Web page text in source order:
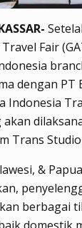
Setela
Fair
dengan PT
Indonesia
akan
Trans
&
berbagai